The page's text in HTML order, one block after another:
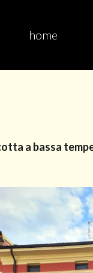
home
a bassa